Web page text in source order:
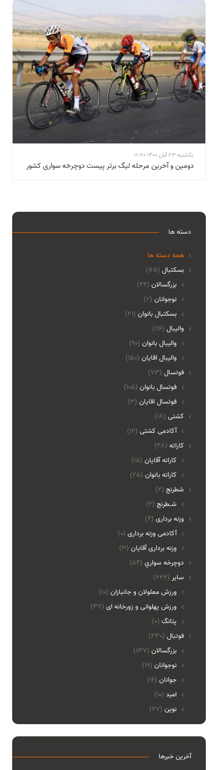
یکشنبه 23 آبان 1400 11:20
دومین و آخرین مرحله لیگ برتر پیست دوچرخه سواری کشور
دسته ها
همه دسته ها
(165) بسکتبال
بزرگسالان (44)
نوجوانان (2)
بسکتبال بانوان (21)
(116) والیبال
واليبال بانوان (90)
واليبال اقايان (150)
(73) فوتسال
فوتسال بانوان (105)
فوتسال اقايان (3)
(18) کشتی
آکادمی کشتی (12)
(48) کاراته
کاراته آقایان (15)
کاراته بانوان (25)
(2) شطرنج
شـطرنج (2)
(4) وزنه برداری
آکادمی وزنه برداری (0)
وزنه برداری آقایان (3)
(54) دوچرخه سواري
(222) ساير
ورزش معلولان و جانبازان (10)
ورزش پهلوانی و زورخانه ای (32)
پتانگ (0)
(230) فوتبال
بزرگسالان (137)
نوجوانان (19)
جوانان (16)
امید (10)
نوین (27)
آخرین خبرها